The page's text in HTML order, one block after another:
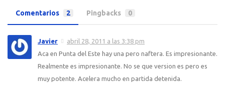
Comentarios 2 Pingbacks 0
Javier
abril 28, 2011 a las 3:38 pm
Aca en Punta del Este hay una pero naftera. Es impresionante.
Realmente es impresionante. No se que version es pero es
muy potente. Acelera mucho en partida detenida.